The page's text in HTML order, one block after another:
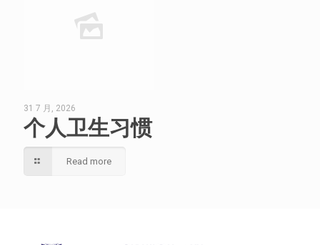
31 7 月, 2026
个人卫生习惯
Read more